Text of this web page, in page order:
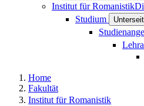
Institut für Romanistik
Studium
Home
Fakultät
Institut für Romanistik